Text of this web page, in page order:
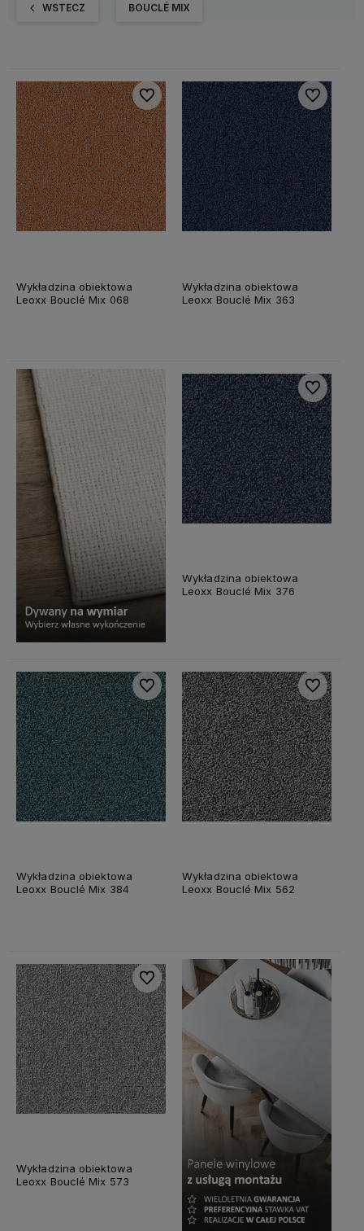
WSTECZ BOUCLÉ MIX
Wykładzina obiektowa
Leoxx Bouclé Mix 068
Do ulubionych
Wykładzina obiektowa
Leoxx Bouclé Mix 363
Do
Wykładzina obiektowa
Leoxx Bouclé Mix 376
Do
Wykładzina obiektowa
Leoxx Bouclé Mix 384
Do ulubionych
Wykładzina obiektowa
Leoxx Bouclé Mix 562
Do
Wykładzina obiektowa
Leoxx Bouclé Mix 573
Do ulubionych